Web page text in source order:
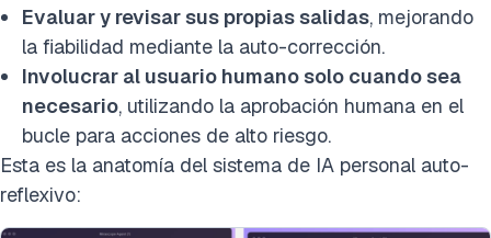
Evaluar y revisar sus propias salidas, mejorando
la fiabilidad mediante la auto-corrección.
Involucrar al usuario humano solo cuando sea
necesario, utilizando la aprobación humana en el
bucle para acciones de alto riesgo.
Esta es la anatomía del sistema de IA personal auto-
reflexivo: